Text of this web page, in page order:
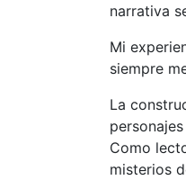
narrativa
Mi
siempre
La
Como
misterios